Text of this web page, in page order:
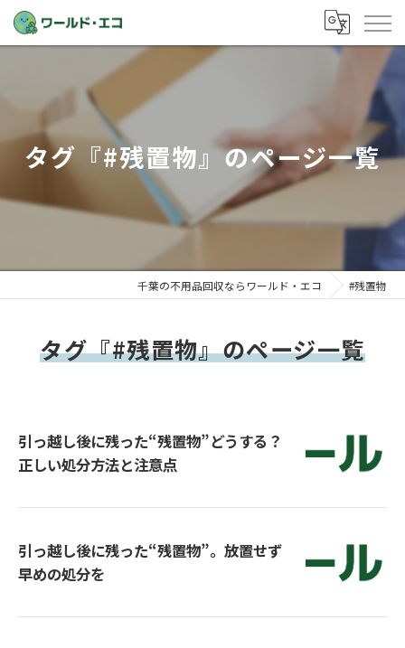
タグ『#残置物』のページ一覧
千葉の不用品回収ならワールド・エコ #残置物
タグ『#残置物』のページ一覧
引っ越し後に残った“残置物”どうする？
正しい処分方法と注意点
引っ越し後に残った“残置物”。放置せず
早めの処分を